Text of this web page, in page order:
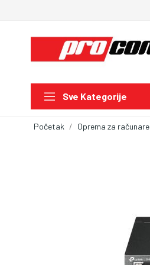
Sve Kategorije
Početak Oprema za računare